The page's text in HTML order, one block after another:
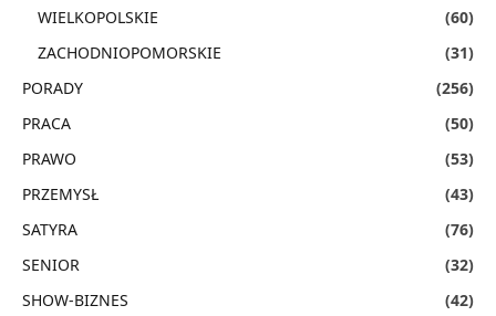
WIELKOPOLSKIE
(60)
ZACHODNIOPOMORSKIE
(31)
PORADY
(256)
PRACA
(50)
PRAWO
(53)
PRZEMYSŁ
(43)
SATYRA
(76)
SENIOR
(32)
SHOW-BIZNES
(42)